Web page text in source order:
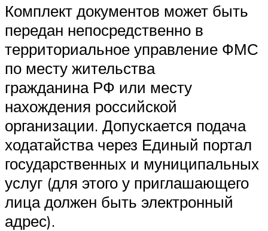
Комплект документов может быть
передан непосредственно в
территориальное управление ФМС
по месту жительства
гражданина РФ или месту
нахождения российской
организации. Допускается подача
ходатайства через Единый портал
государственных и муниципальных
услуг (для этого у приглашающего
лица должен быть электронный
адрес).